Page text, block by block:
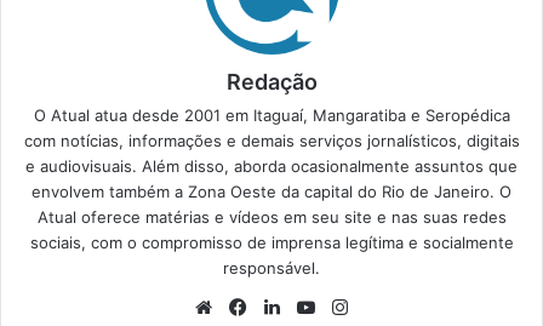
Redação
O Atual atua desde 2001 em Itaguaí, Mangaratiba e Seropédica
com notícias, informações e demais serviços jornalísticos, digitais
e audiovisuais. Além disso, aborda ocasionalmente assuntos que
envolvem também a Zona Oeste da capital do Rio de Janeiro. O
Atual oferece matérias e vídeos em seu site e nas suas redes
sociais, com o compromisso de imprensa legítima e socialmente
responsável.
We
Fa
Lin
Yo